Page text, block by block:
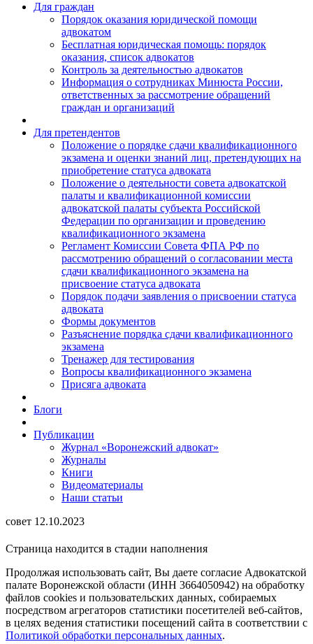
Для граждан
Порядок оказания юридической помощи
адвокатом
Бесплатная юридическая помощь: порядок
оказания, список адвокатов
Контроль за деятельностью адвокатов
Информация о сотрудниках Минюста России,
ответственных за рассмотрение обращений
граждан и организаций
Для претендентов
Положение о порядке сдачи квалификационного
экзамена и оценки знаний лиц, претендующих на
приобретение статуса адвоката
Положение о деятельности совета адвокатской
палаты и квалификационной комиссии
адвокатской палаты субъекта Российской
Федерации по организации и проведению
квалификационного экзамена
Регламент Комиссии Совета ФПА РФ по
рассмотрению обращений о согласовании места
сдачи квалификационного экзамена на
присвоение статуса адвоката
Порядок подачи заявления о присвоении статуса
адвоката
Формы документов
Разъяснение порядка сдачи квалификационного
экзамена
Тренажер для тестирования
Вопросы квалификационного экзамена
Присяга адвоката
Блоги
Публикации
Журнал «Воронежский адвокат»
Журналы
Книги
Видеоматериалы
Наши статьи
совет 12.10.2023
Страница находится в стадии наполнения
Продолжая использовать сайт, Вы даете согласие Адвокатской
палате Воронежской области (ИНН 3664050942) на обработку
файлов cookies и пользовательских данных, собираемых
посредством агрегаторов статистики посетителей веб-сайтов,
в целях ведения статистики посещений сайта в соответствии с
Политикой обработки персональных данных.